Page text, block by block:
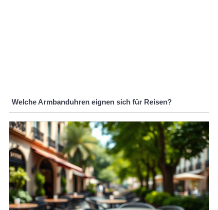
Welche Armbanduhren eignen sich für Reisen?